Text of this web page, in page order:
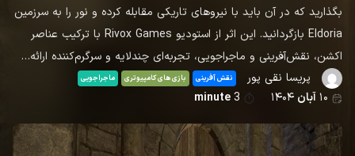
بگذارید که در آن باید با نیروهای تاریکی مقابله کرده و نور را به سرزمین
Eldoria بازگردانید. این اثر از استودیو Rivox Games با ترکیب عناصر
اکشن، نقش‌آفرینی و ماجراجویی، تجربه‌ای چندلایه و سرگرم‌کننده ارائه…
پریسا نقی پور
نقش آفرینی بازی های کامپیوتری ماجراجویی
۱۰آبان ۱۴۰۴ 3
minute